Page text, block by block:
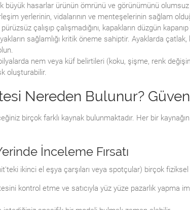
büyük hasarlar ürünün ömrünü ve görünümünü
yerlerinin, vidalarının ve menteşelerinin sağlam
çalışıp çalışmadığını, kapakların düzgün
sağlamlığı kritik öneme sahiptir. Ayaklarda çatlak,
nem veya küf belirtileri (koku, şişme, renk
oluşturabilir.
Nereden Bulunur?
birçok farklı kaynak bulunmaktadır. Her bir
İnceleme Fırsatı
ikinci el eşya çarşıları veya spotçular) birçok
kontrol etme ve satıcıyla yüz yüze pazarlık yapma